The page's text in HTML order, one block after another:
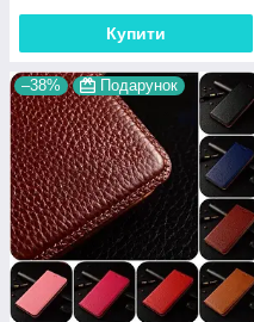
Купити
–38% Подарунок